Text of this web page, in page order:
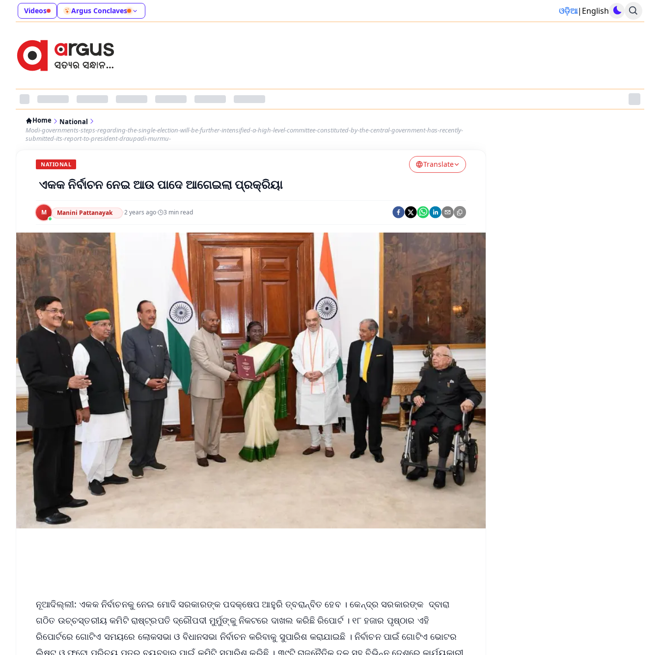
Videos Argus Conclaves ଓଡ଼ିଆ| English
Home
National
Modi-governments-steps-regarding-the-single-election-will-be-further-intensified-a-high-level-committee-constituted-by-the-central-government-has-recently-
submitted-its-report-to-president-draupadi-murmu-
NATIONAL Translate
ଏକକ ନିର୍ବାଚନ ନେଇ ଆଉ ପାଦେ ଆଗେଇଲା ପ୍ରକ୍ରିୟା
M Manini Pattanayak ·2 years ago· 3 min read
ନୂଆଦିଲ୍ଲୀ: ଏକକ ନିର୍ବାଚନକୁ ନେଇ ମୋଦି ସରକାରଙ୍କ ପଦକ୍ଷେପ ଆହୁରି ତ୍ବରାନ୍ବିତ ହେବ । କେନ୍ଦ୍ର ସରକାରଙ୍କ ଦ୍ବାରା
ଗଠିତ ଉଚ୍ଚସ୍ତରୀୟ କମିଟି ରାଷ୍ଟ୍ରପତି ଦ୍ରୌପଦୀ ମୁର୍ମୁଙ୍କୁ ନିକଟରେ ଦାଖଲ କରିଛି ରିପୋର୍ଟ । ୧୮ ହଜାର ପୃଷ୍ଠାର ଏହି
ରିପୋର୍ଟରେ ଗୋଟିଏ ସମୟରେ ଲୋକସଭା ଓ ବିଧାନସଭା ନିର୍ବାଚନ କରିବାକୁ ସୁପାରିଶ କରାଯାଇଛି । ନିର୍ବାଚନ ପାଇଁ ଗୋଟିଏ ଭୋଟର